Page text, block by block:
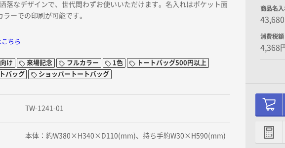
商品名
消費税額
4,368
落なデザインで、世代問わずお使いいただけます。名入れはポケット面
ーでの印刷が可能です。
ちら
け 来場記念 フルカラー 1色
トートバッグ500円以上
バッグ
ショッパートートバッグ
TW-1241-01
本体：約W380×H340×D110(mm)、持ち手約W30×H590(mm)